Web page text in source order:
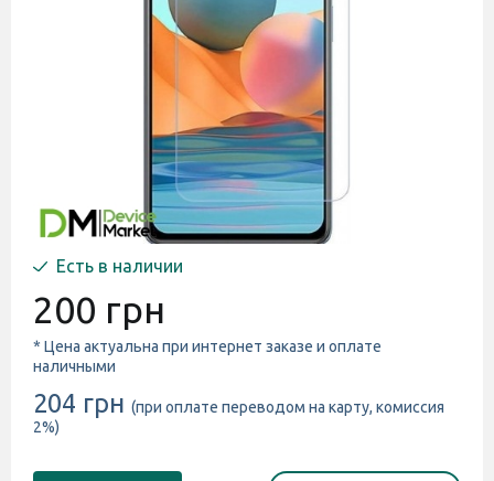
Есть в наличии
200 грн
* Цена актуальна при интернет заказе и оплате
наличными
204 грн (при оплате переводом на карту, комиссия
2%)